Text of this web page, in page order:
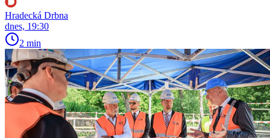
Hradecká Drbna
dnes, 19:30
2 min